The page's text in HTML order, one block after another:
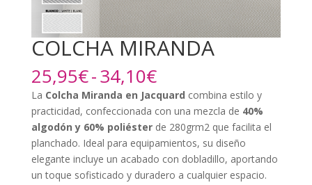
COLCHA MIRANDA
25,95€-34,10€Rango
de
precios:
desde
25,95€
hasta
34,10€
La Colcha Miranda en Jacquard combina estilo y
practicidad, confeccionada con una mezcla de 40%
algodón y 60% poliésterde 280grm2 que facilita el
planchado. Ideal para equipamientos, su diseño
elegante incluye un acabado con dobladillo, aportando
un toque sofisticado y duradero a cualquier espacio.